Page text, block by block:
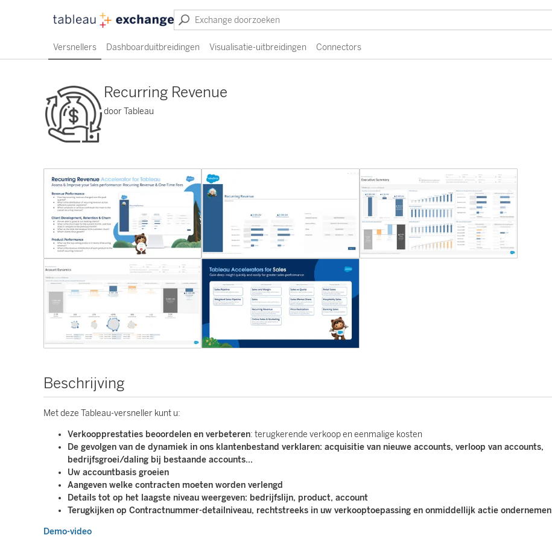
Versnellers Dashboarduitbreidingen Visualisatie-uitbreidingen Connectors
Recurring Revenue
door Tableau
Beschrijving
Met deze Tableau-versneller kunt u:
Verkoopprestaties beoordelen en verbeteren: terugkerende verkoop en eenmalige kosten
De gevolgen van de dynamiek in ons klantenbestand verklaren: acquisitie van nieuwe accounts, verloop van accounts,
bedrijfsgroei/daling bij bestaande accounts...
Uw accountbasis groeien
Aangeven welke contracten moeten worden verlengd
Details tot op het laagste niveau weergeven: bedrijfslijn, product, account
Terugkijken op Contractnummer-detailniveau, rechtstreeks in uw verkooptoepassing en onmiddellijk actie ondernemen
Demo-video